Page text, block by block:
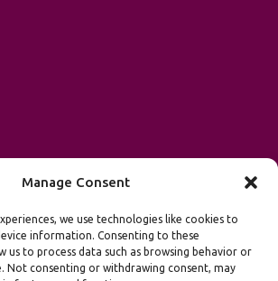
Manage Consent
we use technologies like cookies to
information. Consenting to these
us to process data such as browsing behavior or
Not consenting or withdrawing consent, may
dinsdag, donderdag en vrijdag van